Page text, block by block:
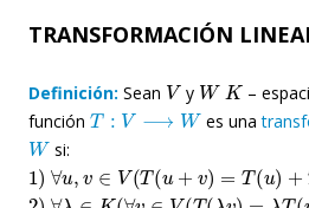
TRANSFORMACIÓN
Definición: Sean
V
y
W K
–
función
T:V⟶W
es una
W
si:
1) ∀u V(T(u+ T +T( v)
2) ∀λ∈ K(∀ v∈ V(T(λv)= λT (v)))